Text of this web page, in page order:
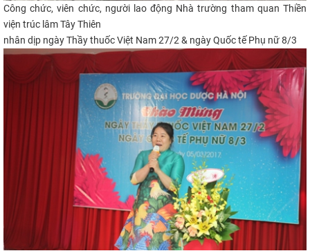
Công chức, viên chức, người lao động Nhà trường tham quan Thiền
viện trúc lâm Tây Thiên
nhân dịp ngày Thầy thuốc Việt Nam 27/2 & ngày Quốc tế Phụ nữ 8/3